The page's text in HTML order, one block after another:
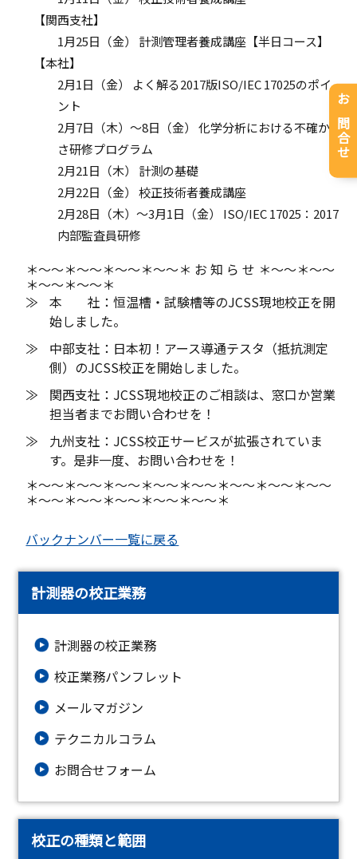
【関西支社】
1月25日（金） 計測管理者養成講座【半日コース】
【本社】
2月1日（金） よく解る2017版ISO/IEC 17025のポイ
ント
2月7日（木）～8日（金） 化学分析における不確か
さ研修プログラム
2月21日（木） 計測の基礎
2月22日（金） 校正技術者養成講座
2月28日（木）～3月1日（金） ISO/IEC 17025：2017
内部監査員研修
＊～～＊～～＊～～＊～～＊ お 知 ら せ ＊～～＊～～
＊～～＊～～＊
本 社：恒温槽・試験槽等のJCSS現地校正を開
始しました。
中部支社：日本初！アース導通テスタ（抵抗測定
側）のJCSS校正を開始しました。
関西支社：JCSS現地校正のご相談は、窓口か営業
担当者までお問い合わせを！
九州支社：JCSS校正サービスが拡張されていま
す。是非一度、お問い合わせを！
＊～～＊～～＊～～＊～～＊～～＊～～＊～～＊～～
＊～～＊～～＊～～＊～～＊～～＊
バックナンバー一覧に戻る
計測器の校正業務
計測器の校正業務
校正業務パンフレット
メールマガジン
テクニカルコラム
お問合せフォーム
校正の種類と範囲
お問合せ